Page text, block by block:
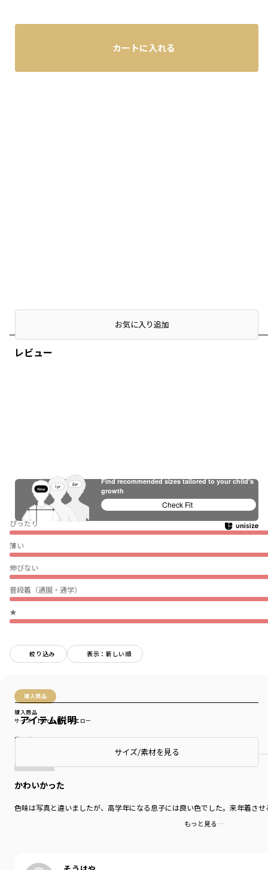
レビュー
ぴったり
薄い
伸びない
普段着（通園・通学）
★
絞り込み 表示：新しい順
購入商品
購入商品
サイズ：140cm色：イエロー
商品をチェックする＞
かわいかった
色味は写真と違いましたが、高学年になる息子には良い色でした。来年着さ
もっと見る…
カートに入れる
お気に入り追加
アイテム説明
サイズ/素材を見る
Find recommended sizes tailored to your child's
growth
Check Fit